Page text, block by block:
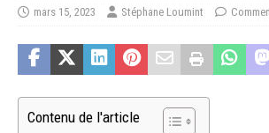
mars 15, 2023 Stéphane Loumint
Contenu de l'article